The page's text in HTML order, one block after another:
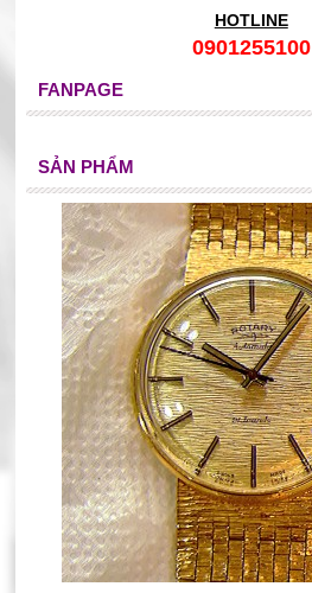
HOTLINE
0901255100
FANPAGE
SẢN PHẨM